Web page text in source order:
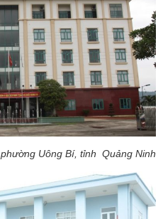
Uông Bí, tỉnh Quảng Ninh